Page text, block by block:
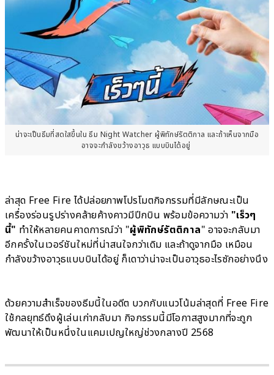
น่าจะเป็นธีมที่สดใสขึ้นใน ธีม Night Watcher ผู้พิทักษ์รัตติกาล และถ้าเห็นจากมือ
อาจจะกำลังขว้างอาวุธ แบบบินได้อยู่
ล่าสุด Free Fire ได้ปล่อยภาพโปรโมตกิจกรรมที่มีลักษณะเป็น
เครื่องร่อนรูปร่างคล้ายค้างคาวมีปีกบิน พร้อมข้อความว่า "เร็วๆ
นี้" ทำให้หลายคนคาดการณ์ว่า "ผู้พิทักษ์รัตติกาล" อาจจะกลับมา
อีกครั้งในเวอร์ชันใหม่ที่น่าสนใจกว่าเดิม และถ้าดูจากมือ เหมือน
กำลังขว้างอาวุธแบบบินได้อยู่ ก็เดาว่าน่าจะเป็นอาวุธอะไรซักอย่างนึง
ด้วยความสำเร็จของธีมนี้ในอดีต บวกกับแนวโน้มล่าสุดที่ Free Fire
ใช้กลยุทธ์ดึงผู้เล่นเก่ากลับมา กิจกรรมนี้มีโอกาสสูงมากที่จะถูก
พัฒนาให้เป็นหนึ่งในแคมเปญใหญ่ช่วงกลางปี 2568